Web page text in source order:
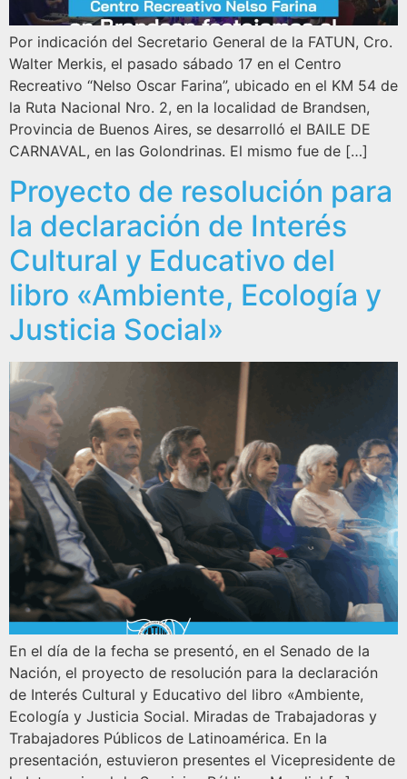
Por indicación del Secretario General de la FATUN, Cro.
Walter Merkis, el pasado sábado 17 en el Centro
Recreativo “Nelso Oscar Farina”, ubicado en el KM 54 de
la Ruta Nacional Nro. 2, en la localidad de Brandsen,
Provincia de Buenos Aires, se desarrolló el BAILE DE
CARNAVAL, en las Golondrinas. El mismo fue de […]
Proyecto de resolución para
la declaración de Interés
Cultural y Educativo del
libro «Ambiente, Ecología y
Justicia Social»
En el día de la fecha se presentó, en el Senado de la
Nación, el proyecto de resolución para la declaración
de Interés Cultural y Educativo del libro «Ambiente,
Ecología y Justicia Social. Miradas de Trabajadoras y
Trabajadores Públicos de Latinoamérica. En la
presentación, estuvieron presentes el Vicepresidente de